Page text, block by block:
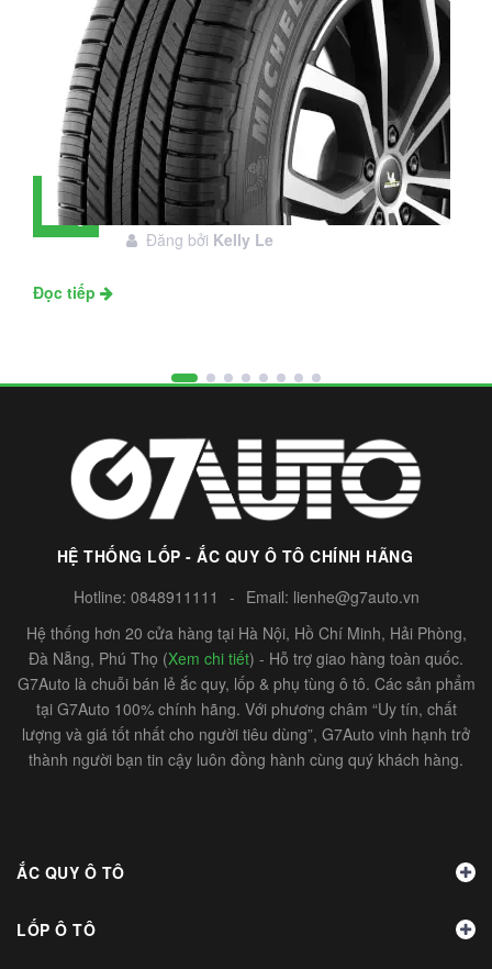
28
Tháng
Đánh giá lốp Michelin Primacy SUV:
Đáng đầu tư không?
Đăng bởi Kelly Le
Đọc tiếp
HỆ THỐNG LỐP - ẮC QUY Ô TÔ CHÍNH HÃNG
Hotline: 0848911111 - Email: lienhe@g7auto.vn
Hệ thống hơn 20 cửa hàng tại Hà Nội, Hồ Chí Minh, Hải Phòng,
Đà Nẵng, Phú Thọ (Xem chi tiết) - Hỗ trợ giao hàng toàn quốc.
G7Auto là chuỗi bán lẻ ắc quy, lốp & phụ tùng ô tô. Các sản phẩm
tại G7Auto 100% chính hãng. Với phương châm “Uy tín, chất
lượng và giá tốt nhất cho người tiêu dùng”, G7Auto vinh hạnh trở
thành người bạn tin cậy luôn đồng hành cùng quý khách hàng.
ẮC QUY Ô TÔ
LỐP Ô TÔ